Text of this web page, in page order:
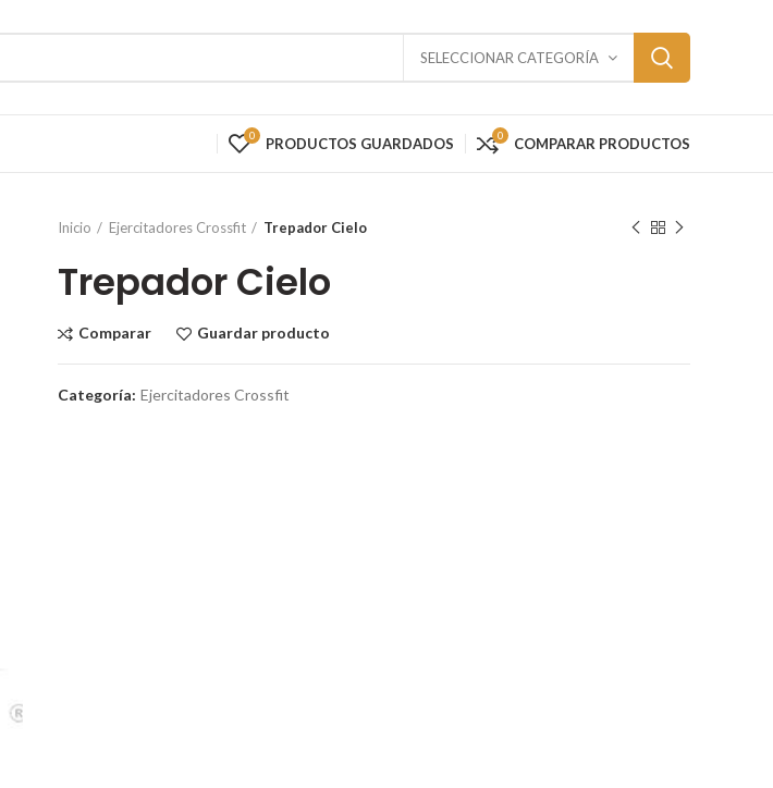
SELECCIONAR CATEGORÍA
0 PRODUCTOS GUARDADOS 0 COMPARAR PRODUCTOS
Inicio Ejercitadores Crossfit Trepador Cielo
Trepador Cielo
Comparar Guardar producto
Categoría: Ejercitadores Crossfit